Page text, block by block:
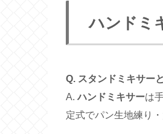
ハンドミ
Q. スタンドミキサー
A.ハンドミキサーは
定式でパン生地練り